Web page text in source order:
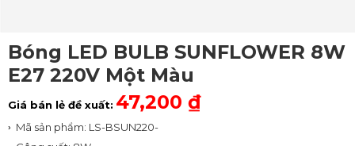
Bóng LED BULB SUNFLOWER 8W
E27 220V Một Màu
Giá bán lẻ đề xuất: 47,200 ₫
Mã sản phẩm: LS-BSUN220-